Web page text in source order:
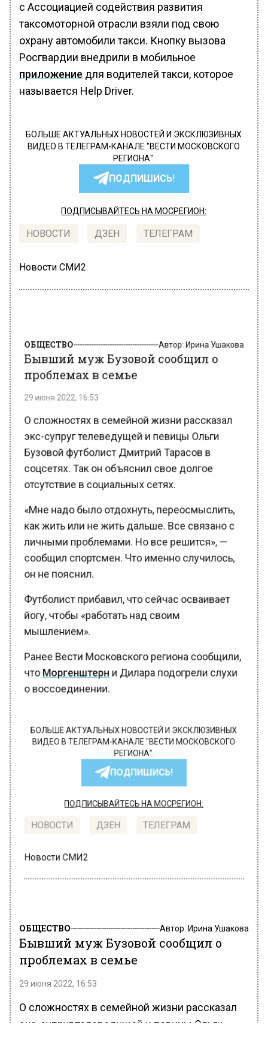
с Ассоциацией содействия развития
таксомоторной отрасли взяли под свою
охрану автомобили такси. Кнопку вызова
Росгвардии внедрили в мобильное
приложение для водителей такси, которое
называется Help Driver.
БОЛЬШЕ АКТУАЛЬНЫХ НОВОСТЕЙ И ЭКСКЛЮЗИВНЫХ
ВИДЕО В ТЕЛЕГРАМ-КАНАЛЕ "ВЕСТИ МОСКОВСКОГО
РЕГИОНА".
ПОДПИШИСЬ!
ПОДПИСЫВАЙТЕСЬ НА МОСРЕГИОН:
НОВОСТИ ДЗЕН ТЕЛЕГРАМ
Новости СМИ2
Бывший муж Бузовой сообщил о
проблемах в семье
экс-супруг телеведущей и певицы Ольги
Бузовой футболист Дмитрий Тарасов в
соцсетях. Так он объяснил свое долгое
отсутствие в социальных сетях.
«Мне надо было отдохнуть, переосмыслить,
как жить или не жить дальше. Все связано с
личными проблемами. Но все решится», —
сообщил спортсмен. Что именно случилось,
он не пояснил.
Футболист прибавил, что сейчас осваивает
йогу, чтобы «работать над своим
мышлением».
Ранее Вести Московского региона сообщили,
чтоМоргенштерни Дилара подогрели слухи
о воссоединении.
БОЛЬШЕ АКТУАЛЬНЫХ НОВОСТЕЙ И ЭКСКЛЮЗИВНЫХ
ВИДЕО В ТЕЛЕГРАМ-КАНАЛЕ "ВЕСТИ МОСКОВСКОГО
РЕГИОНА".
ПОДПИШИСЬ!
ПОДПИСЫВАЙТЕСЬ НА МОСРЕГИОН:
НОВОСТИ ДЗЕН ТЕЛЕГРАМ
ОБЩЕСТВО Автор: Ирина Ушакова
Бывший муж Бузовой сообщил о
проблемах в семье
29 июня 2022, 16:53
О сложностях в семейной жизни рассказал
экс-супруг телеведущей и певицы Ольги